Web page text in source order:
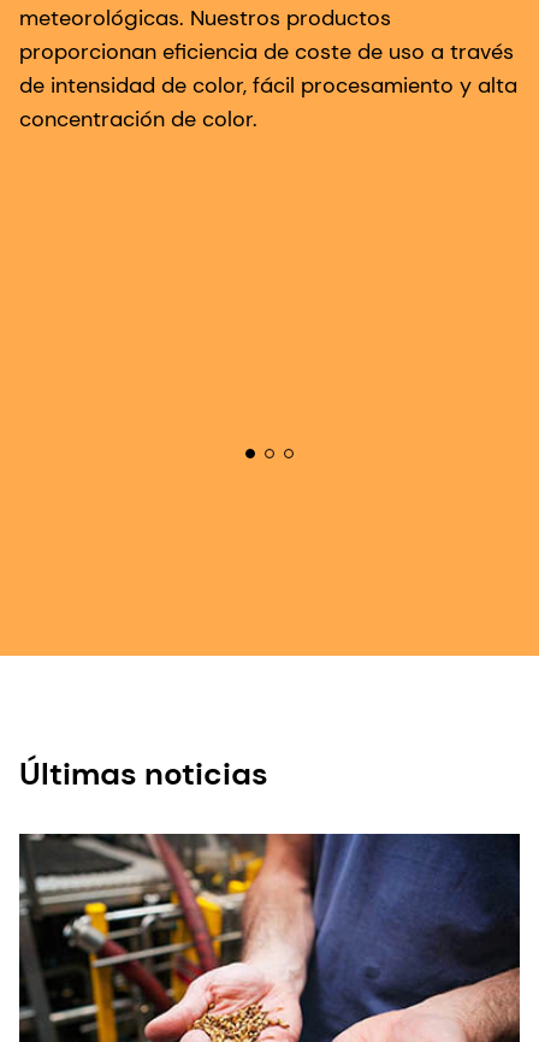
meteorológicas. Nuestros productos
proporcionan eficiencia de coste de uso a través
de intensidad de color, fácil procesamiento y alta
concentración de color.
Últimas noticias